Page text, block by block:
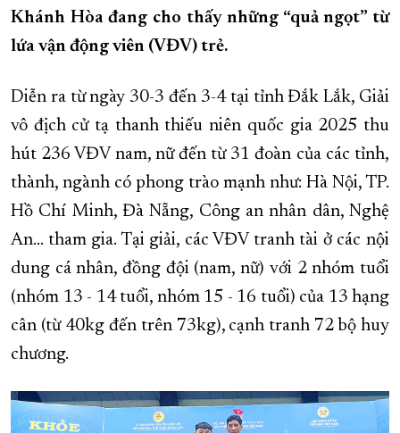
KỶ NIỆM 370 NĂM XÂY DỰNG VÀ PHÁT TRIỂN TỈNH KHÁNH HÒA
KHOẢNH KHẮC ĐẸP XỨ TRẦM
Khánh Hòa đang cho thấy những “quả ngọt” từ
lứa vận động viên (VĐV) trẻ.
Diễn ra từ ngày 30-3 đến 3-4 tại tỉnh Đắk Lắk, Giải
vô địch cử tạ thanh thiếu niên quốc gia 2025 thu
hút 236 VĐV nam, nữ đến từ 31 đoàn của các tỉnh,
thành, ngành có phong trào mạnh như: Hà Nội, TP.
Hồ Chí Minh, Đà Nẵng, Công an nhân dân, Nghệ
An… tham gia. Tại giải, các VĐV tranh tài ở các nội
dung cá nhân, đồng đội (nam, nữ) với 2 nhóm tuổi
(nhóm 13 - 14 tuổi, nhóm 15 - 16 tuổi) của 13 hạng
cân (từ 40kg đến trên 73kg), cạnh tranh 72 bộ huy
chương.